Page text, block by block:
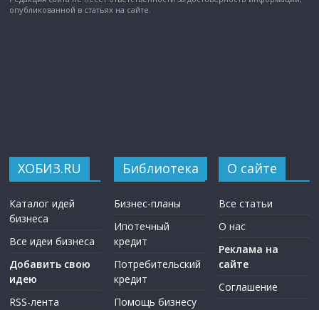
опубликованной в статьях на сайте.
ХОБИЗ.RU
Каталог идей
бизнеса
Все идеи бизнеса
Добавить свою
идею
RSS-лента
Библиотека
Бизнес-планы
Ипотечный
кредит
Потребительский
кредит
Помощь бизнесу
О сайте
Все статьи
О нас
Реклама на
сайте
Соглашение